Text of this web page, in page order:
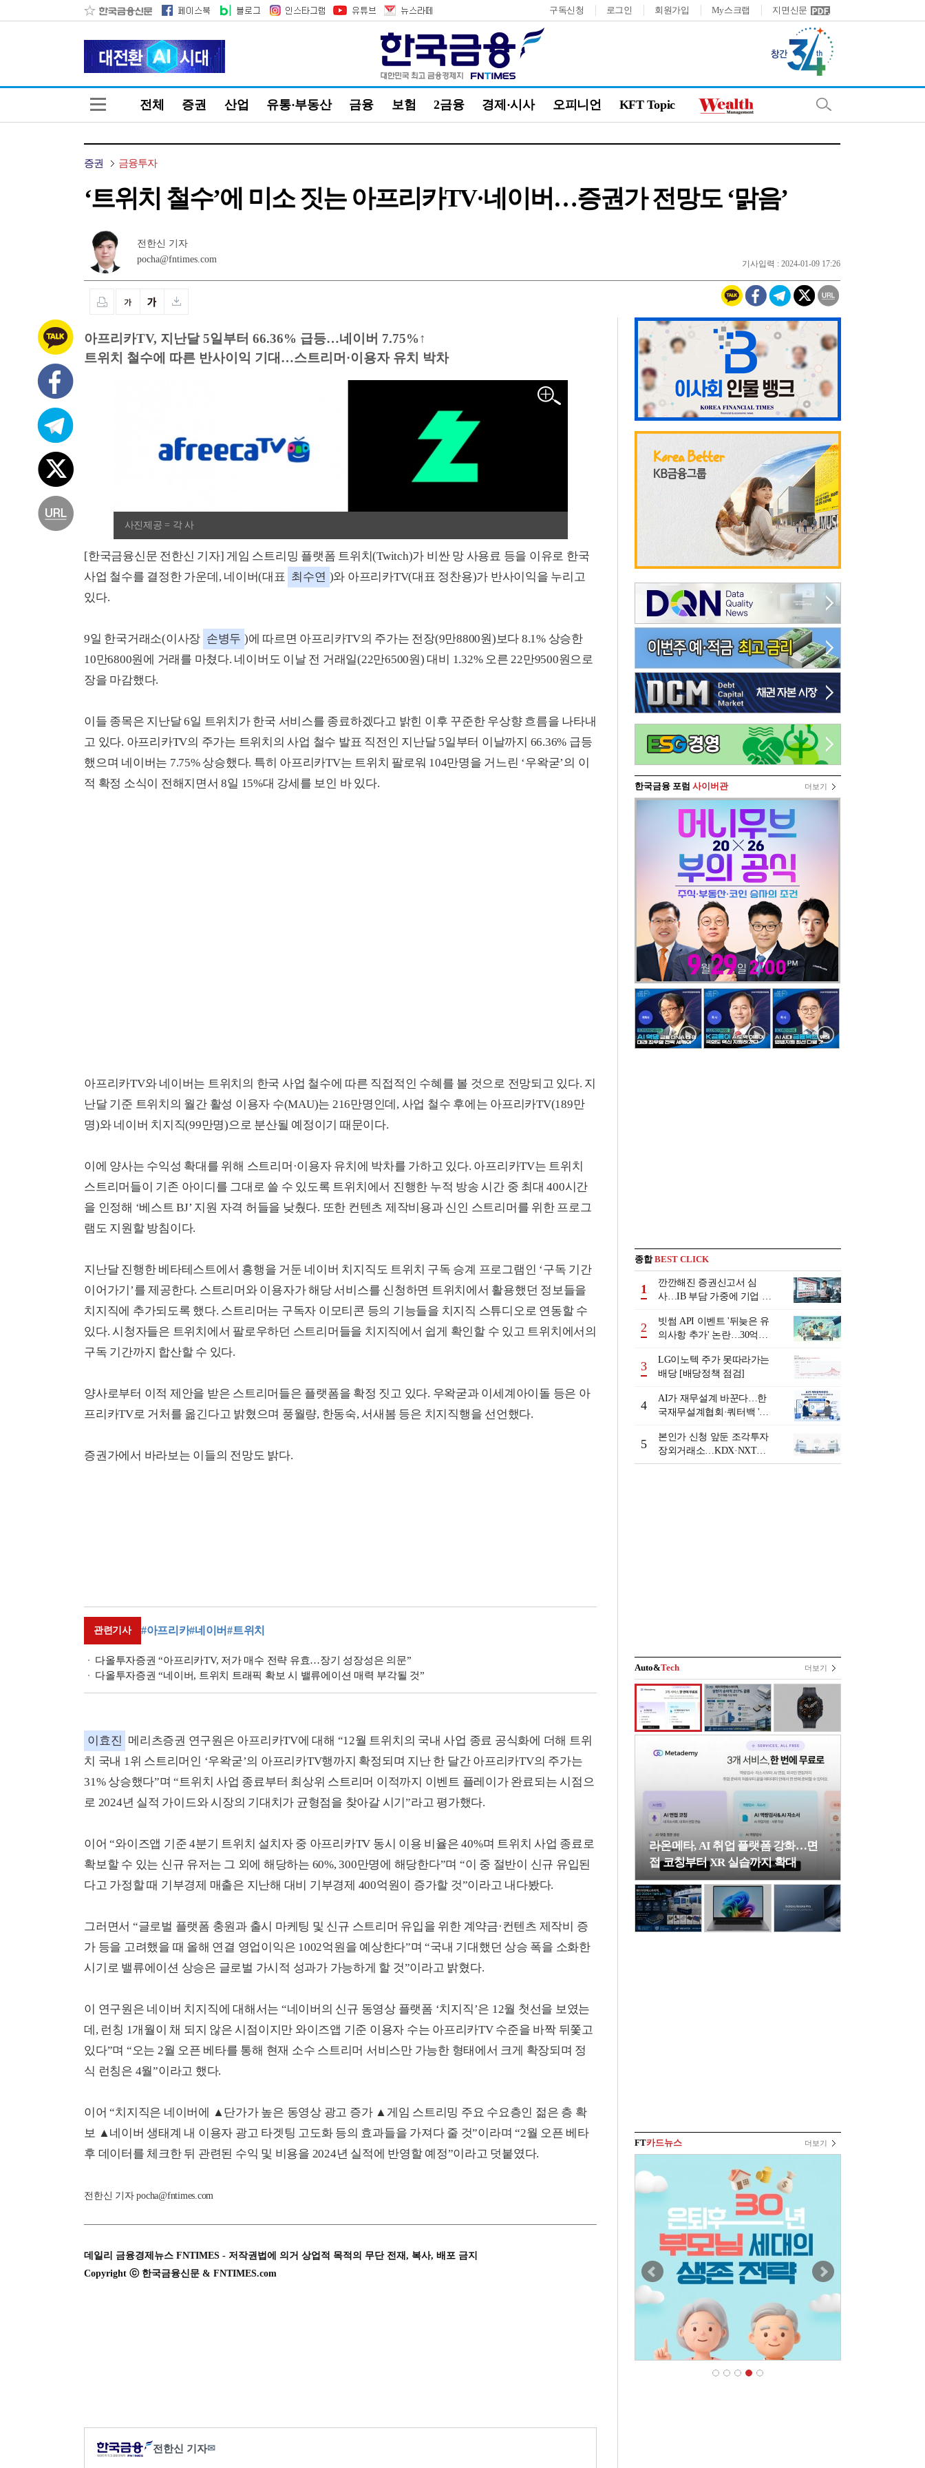
구독신청 로그인 회원가입 My스크랩 지면신문
전체 증권 산업 유통·부동산 금융 보험 2금융 경제·시사 오피니언 KFT Topic
증권 금융투자
‘트위치 철수’에 미소 짓는 아프리카TV·네이버…증권가 전망도 ‘맑음’
전한신 기자
pocha@fntimes.com
기사입력 : 2024-01-09 17:26
아프리카TV, 지난달 5일부터 66.36% 급등…네이버 7.75%↑
트위치 철수에 따른 반사이익 기대…스트리머·이용자 유치 박차
사진제공 = 각 사
[한국금융신문 전한신 기자] 게임 스트리밍 플랫폼 트위치(Twitch)가 비싼 망 사용료 등을 이유로 한국
사업 철수를 결정한 가운데, 네이버(대표 최수연 )와 아프리카TV(대표 정찬용)가 반사이익을 누리고
있다.
9일 한국거래소(이사장 손병두 )에 따르면 아프리카TV의 주가는 전장(9만8800원)보다 8.1% 상승한
10만6800원에 거래를 마쳤다. 네이버도 이날 전 거래일(22만6500원) 대비 1.32% 오른 22만9500원으로
장을 마감했다.
이들 종목은 지난달 6일 트위치가 한국 서비스를 종료하겠다고 밝힌 이후 꾸준한 우상향 흐름을 나타내
고 있다. 아프리카TV의 주가는 트위치의 사업 철수 발표 직전인 지난달 5일부터 이날까지 66.36% 급등
했으며 네이버는 7.75% 상승했다. 특히 아프리카TV는 트위치 팔로워 104만명을 거느린 ‘우왁굳’의 이
적 확정 소식이 전해지면서 8일 15%대 강세를 보인 바 있다.
아프리카TV와 네이버는 트위치의 한국 사업 철수에 따른 직접적인 수혜를 볼 것으로 전망되고 있다. 지
난달 기준 트위치의 월간 활성 이용자 수(MAU)는 216만명인데, 사업 철수 후에는 아프리카TV(189만
명)와 네이버 치지직(99만명)으로 분산될 예정이기 때문이다.
이에 양사는 수익성 확대를 위해 스트리머·이용자 유치에 박차를 가하고 있다. 아프리카TV는 트위치
스트리머들이 기존 아이디를 그대로 쓸 수 있도록 트위치에서 진행한 누적 방송 시간 중 최대 400시간
을 인정해 ‘베스트 BJ’ 지원 자격 허들을 낮췄다. 또한 컨텐츠 제작비용과 신인 스트리머를 위한 프로그
램도 지원할 방침이다.
지난달 진행한 베타테스트에서 흥행을 거둔 네이버 치지직도 트위치 구독 승계 프로그램인 ‘구독 기간
이어가기’를 제공한다. 스트리머와 이용자가 해당 서비스를 신청하면 트위치에서 활용했던 정보들을
치지직에 추가되도록 했다. 스트리머는 구독자 이모티콘 등의 기능들을 치지직 스튜디오로 연동할 수
있다. 시청자들은 트위치에서 팔로우하던 스트리머들을 치지직에서 쉽게 확인할 수 있고 트위치에서의
구독 기간까지 합산할 수 있다.
양사로부터 이적 제안을 받은 스트리머들은 플랫폼을 확정 짓고 있다. 우왁굳과 이세계아이돌 등은 아
프리카TV로 거처를 옮긴다고 밝혔으며 풍월량, 한동숙, 서새봄 등은 치지직행을 선언했다.
증권가에서 바라보는 이들의 전망도 밝다.
관련기사 #아프리카#네이버#트위치
다올투자증권 “아프리카TV, 저가 매수 전략 유효…장기 성장성은 의문”
다올투자증권 “네이버, 트위치 트래픽 확보 시 밸류에이션 매력 부각될 것”
이효진 메리츠증권 연구원은 아프리카TV에 대해 “12월 트위치의 국내 사업 종료 공식화에 더해 트위
치 국내 1위 스트리머인 ‘우왁굳’의 아프리카TV행까지 확정되며 지난 한 달간 아프리카TV의 주가는
31% 상승했다”며 “트위치 사업 종료부터 최상위 스트리머 이적까지 이벤트 플레이가 완료되는 시점으
로 2024년 실적 가이드와 시장의 기대치가 균형점을 찾아갈 시기”라고 평가했다.
이어 “와이즈앱 기준 4분기 트위치 설치자 중 아프리카TV 동시 이용 비율은 40%며 트위치 사업 종료로
확보할 수 있는 신규 유저는 그 외에 해당하는 60%, 300만명에 해당한다”며 “이 중 절반이 신규 유입된
다고 가정할 때 기부경제 매출은 지난해 대비 기부경제 400억원이 증가할 것”이라고 내다봤다.
그러면서 “글로벌 플랫폼 충원과 출시 마케팅 및 신규 스트리머 유입을 위한 계약금·컨텐츠 제작비 증
가 등을 고려했을 때 올해 연결 영업이익은 1002억원을 예상한다”며 “국내 기대했던 상승 폭을 소화한
시기로 밸류에이션 상승은 글로벌 가시적 성과가 가능하게 할 것”이라고 밝혔다.
이 연구원은 네이버 치지직에 대해서는 “네이버의 신규 동영상 플랫폼 ‘치지직’은 12월 첫선을 보였는
데, 런칭 1개월이 채 되지 않은 시점이지만 와이즈앱 기준 이용자 수는 아프리카TV 수준을 바짝 뒤쫓고
있다”며 “오는 2월 오픈 베타를 통해 현재 소수 스트리머 서비스만 가능한 형태에서 크게 확장되며 정
식 런칭은 4월”이라고 했다.
이어 “치지직은 네이버에 ▲단가가 높은 동영상 광고 증가 ▲게임 스트리밍 주요 수요층인 젊은 층 확
보 ▲네이버 생태계 내 이용자 광고 타겟팅 고도화 등의 효과들을 가져다 줄 것”이라며 “2월 오픈 베타
후 데이터를 체크한 뒤 관련된 수익 및 비용을 2024년 실적에 반영할 예정”이라고 덧붙였다.
전한신 기자 pocha@fntimes.com
데일리 금융경제뉴스 FNTIMES - 저작권법에 의거 상업적 목적의 무단 전재, 복사, 배포 금지
Copyright ⓒ 한국금융신문 & FNTIMES.com
전한신 기자✉
한국금융 포럼 사이버관 더보기
종합BEST CLICK
1
깐깐해진 증권신고서 심
사…IB 부담 가중에 기업 자
2
빗썸 API 이벤트 '뒤늦은 유
의사항 추가' 논란…30억원
발
3
LG이노텍 주가 못따라가는
배당 [배당정책 점검]
4
AI가 재무설계 바꾼다…한
국재무설계협회·쿼터백 '베
5
본인가 신청 앞둔 조각투자
장외거래소…KDX·NXT컨
소 막판 점검 ‘분주’
Auto&Tech 더보기
라온메타, AI 취업 플랫폼 강화…면
접 코칭부터 XR 실습까지 확대
FT카드뉴스 더보기